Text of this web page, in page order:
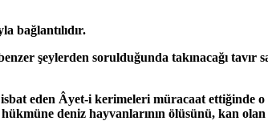
bağlantılıdır.
şeylerden sorulduğunda takınacağı tavır
eden Âyet-i kerimeleri müracaat ettiğinde
deniz hayvanlarının ölüsünü, kan